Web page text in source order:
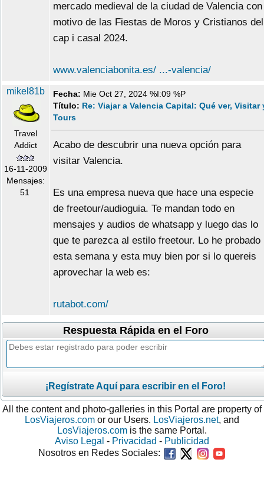
mercado medieval de la ciudad de Valencia con
motivo de las Fiestas de Moros y Cristianos del
cap i casal 2024.
www.valenciabonita.es/ ...-valencia/
mikel81b
Travel
Addict
16-11-2009
Mensajes:
51
Fecha: Mie Oct 27, 2024 %I:09 %P
Título: Re: Viajar a Valencia Capital: Qué ver, Visitar
Tours
Acabo de descubrir una nueva opción para
visitar Valencia.
Es una empresa nueva que hace una especie
de freetour/audioguia. Te mandan todo en
mensajes y audios de whatsapp y luego das lo
que te parezca al estilo freetour. Lo he probado
esta semana y esta muy bien por si lo quereis
aprovechar la web es:
rutabot.com/
Respuesta Rápida en el Foro
¡Regístrate Aquí para escribir en el Foro!
All the content and photo-galleries in this Portal are property of
LosViajeros.com or our Users. LosViajeros.net, and
LosViajeros.com is the same Portal.
Aviso Legal - Privacidad - Publicidad
Nosotros en Redes Sociales: